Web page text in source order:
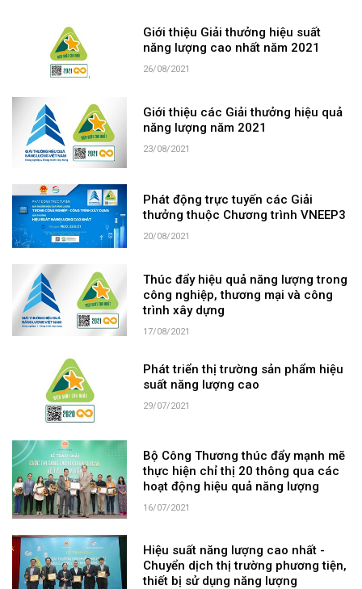
Giới thiệu Giải thưởng hiệu suất
năng lượng cao nhất năm 2021
26/08/2021
Giới thiệu các Giải thưởng hiệu quả
năng lượng năm 2021
23/08/2021
Phát động trực tuyến các Giải
thưởng thuộc Chương trình VNEEP3
20/08/2021
Thúc đẩy hiệu quả năng lượng trong
công nghiệp, thương mại và công
trình xây dựng
17/08/2021
Phát triển thị trường sản phẩm hiệu
suất năng lượng cao
29/07/2021
Bộ Công Thương thúc đẩy mạnh mẽ
thực hiện chỉ thị 20 thông qua các
hoạt động hiệu quả năng lượng
16/07/2021
Hiệu suất năng lượng cao nhất -
Chuyển dịch thị trường phương tiện,
thiết bị sử dụng năng lượng